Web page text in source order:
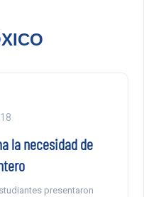
la necesidad de
presentaron